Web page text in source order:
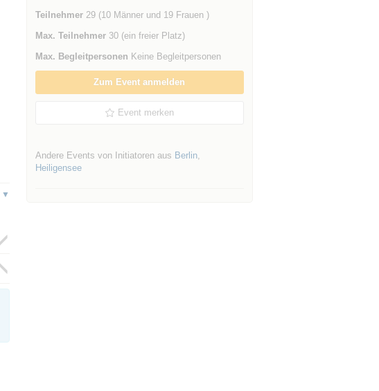
Teilnehmer29 (10 Männer und 19 Frauen )
Max. Teilnehmer30 (ein freier Platz)
Max. Begleitpersonen Keine Begleitpersonen
Zum Event anmelden
Event merken
Andere Events von Initiatoren aus Berlin,
Heiligensee